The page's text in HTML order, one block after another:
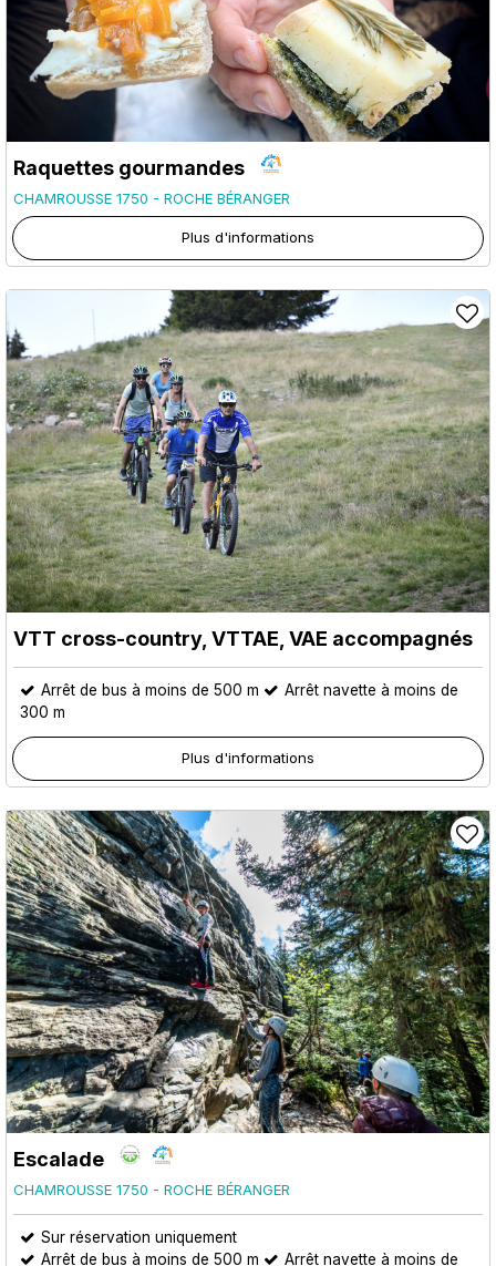
Raquettes gourmandes
CHAMROUSSE 1750 - ROCHE BÉRANGER
Plus d'informations
VTT cross-country, VTTAE, VAE accompagnés
Arrêt de bus à moins de 500 m
Arrêt navette à moins de
300 m
Plus d'informations
Escalade
CHAMROUSSE 1750 - ROCHE BÉRANGER
Sur réservation uniquement
Arrêt de bus à moins de 500 m
Arrêt navette à moins de